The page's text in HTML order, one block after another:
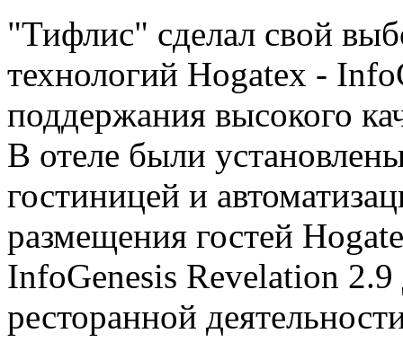
"Тифлис" сделал свой
технологий Hogatex -
поддержания высокого
В отеле были
гостиницей и
размещения гостей
InfoGenesis Revelation 2.9
ресторанной